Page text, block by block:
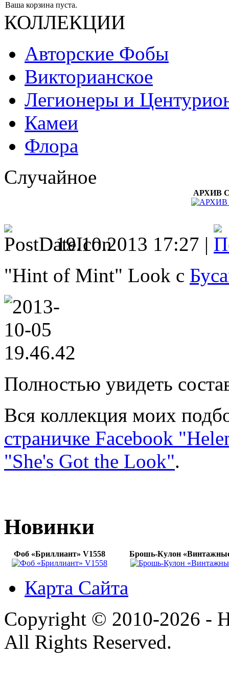
Ваша корзина пуста.
КОЛЛЕКЦИИ
Авторские Фобы
Викторианское
Легионеры и
Камеи
Флора
Случайное
АРХИВ
19.10.2013 17:27 |
"Hint of Mint" Look с
Полностью увидеть
Вся коллекция моих
страничке Facebook
"She's Got the Look".
Новинки
Фоб «Бриллиант» V1558 Брошь-Кулон
Карта Сайта
Copyright © 2010-2026 -
All Rights Reserved.